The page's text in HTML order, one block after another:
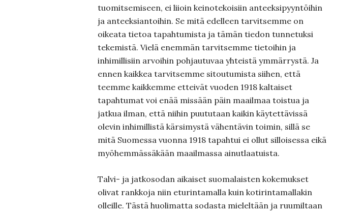
tuomitsemiseen, ei liioin keinotekoisiin anteeksipyyntöihin
ja anteeksiantoihin. Se mitä edelleen tarvitsemme on
oikeata tietoa tapahtumista ja tämän tiedon tunnetuksi
tekemistä. Vielä enemmän tarvitsemme tietoihin ja
inhimillisiin arvoihin pohjautuvaa yhteistä ymmärrystä. Ja
ennen kaikkea tarvitsemme sitoutumista siihen, että
teemme kaikkemme etteivät vuoden 1918 kaltaiset
tapahtumat voi enää missään päin maailmaa toistua ja
jatkua ilman, että niihin puututaan kaikin käytettävissä
olevin inhimillistä kärsimystä vähentävin toimin, sillä se
mitä Suomessa vuonna 1918 tapahtui ei ollut silloisessa eikä
myöhemmässäkään maailmassa ainutlaatuista.
Talvi- ja jatkosodan aikaiset suomalaisten kokemukset
olivat rankkoja niin eturintamalla kuin kotirintamallakin
olleille. Tästä huolimatta sodasta mieleltään ja ruumiltaan